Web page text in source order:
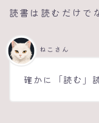
読書は読むだけで
確かに「読む」
ねこさん